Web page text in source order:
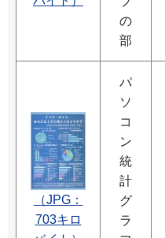
の
部
（JPG：
703キロ
パ
ソ
コ
ン
統
計
グ
ラ